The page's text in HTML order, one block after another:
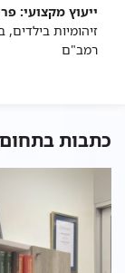
​ייעוץ מקצועי:
זיהומיות
רמב"ם
כתבות בתחום